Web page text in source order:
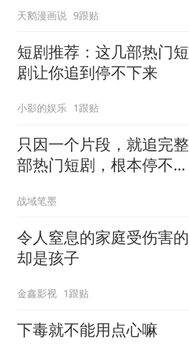
天鹅漫画说 9跟贴
短剧推荐：这几部热门短
剧让你追到停不下来
小影的娱乐 1跟贴
只因一个片段，就追完整
部热门短剧，根本停不下
战域笔墨
令人窒息的家庭受伤害的
却是孩子
金鑫影视 1跟贴
下毒就不能用点心嘛